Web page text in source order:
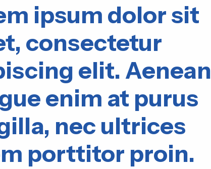
ipsum dolor sit
consectetur
elit. Aenean
enim at purus
nec ultrices
porttitor proin.